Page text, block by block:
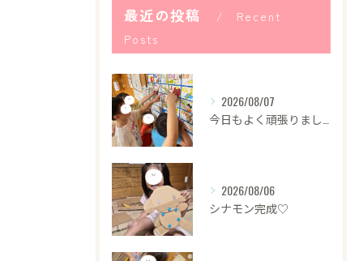
最近の投稿
Recent
Posts
2026/08/07
2026/08/06
シナモン完成♡